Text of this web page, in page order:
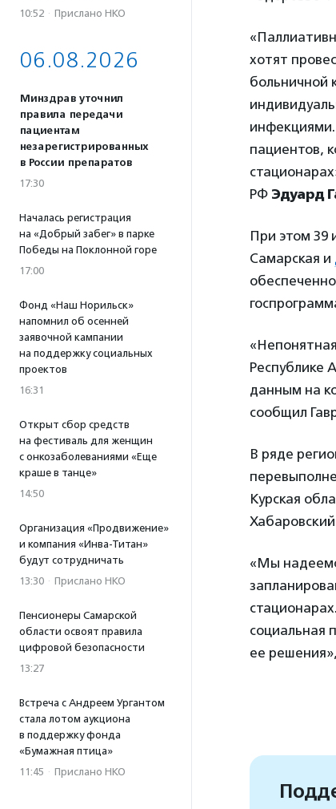
10:52 · Прислано НКО
06.08.2026
Минздрав уточнил
правила передачи
пациентам
незарегистрированных
в России препаратов
17:30
Началась регистрация
на «Добрый забег» в парке
Победы на Поклонной горе
17:00
Фонд «Наш Норильск»
напомнил об осенней
заявочной кампании
на поддержку социальных
проектов
16:31
Открыт сбор средств
на фестиваль для женщин
с онкозаболеваниями «Еще
краше в танце»
14:50
Организация «Продвижение»
и компания «Инва-Титан»
будут сотрудничать
13:30 · Прислано НКО
Пенсионеры Самарской
области освоят правила
цифровой безопасности
13:27
Встреча с Андреем Ургантом
стала лотом аукциона
в поддержку фонда
«Бумажная птица»
11:45 · Прислано НКО
хотят
больничной
пациентов,
РФ Эдуард
При этом 39
Самарская и
Республике
данным на
сообщил
В ряде
Курская
«Мы
социальная
ее